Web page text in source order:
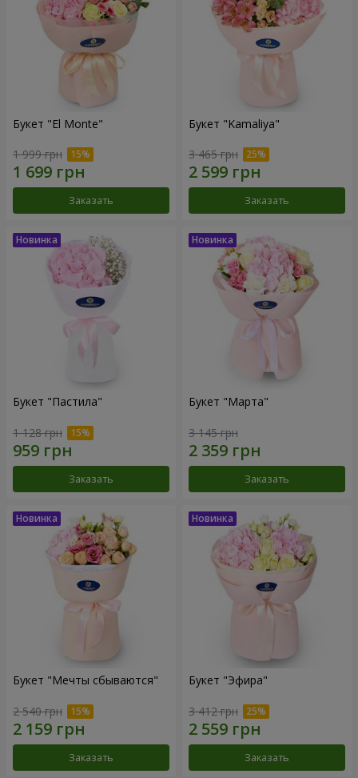
Букет "El Monte"
1 999 грн
Заказать
Букет "Kamaliya"
3 465 грн
Заказать
Букет "Пастила"
1 128 грн
Заказать
Букет "Марта"
3 145 грн
Заказать
Букет "Мечты сбываются"
2 540 грн
Заказать
Букет "Эфира"
3 412 грн
Заказать